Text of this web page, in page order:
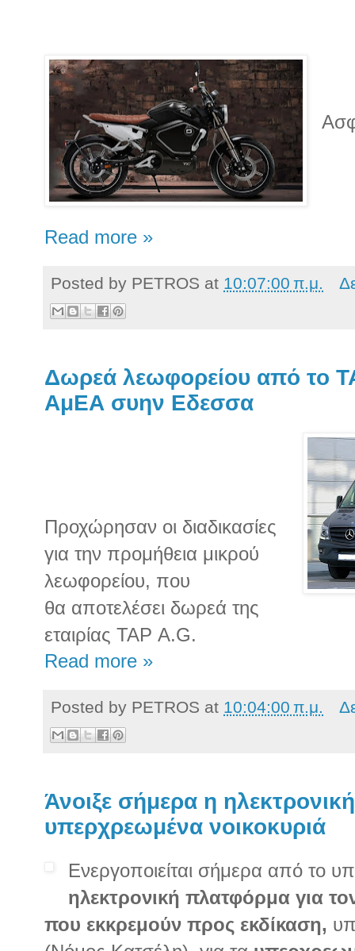
Read more »
Posted by PETROS at 10:07:00 π.μ.
Δωρεά λεωφορείου από το
ΑμΕΑ συην Εδεσσα
​Προχώρησαν οι διαδικασίες
για την προμήθεια μικρού
λεωφορείου, που
θα αποτελέσει δωρεά της
εταιρίας ΤΑΡ A.G.
Read more »
Posted by PETROS at 10:04:00 π.μ.
Άνοιξε σήμερα η
υπερχρεωμένα νοικοκυριά
Ενεργοποιείται σήμερα από το
ηλεκτρονική πλατφόρμα για
που εκκρεμούν προς εκδίκαση,